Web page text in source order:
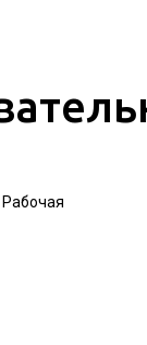
Рабочая